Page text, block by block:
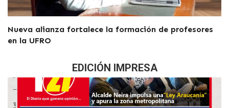
Nueva alianza fortalece la formación de profesores
en la UFRO
EDICIÓN IMPRESA